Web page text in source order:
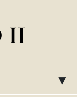
ESPAÑOL
DEUTSCH
POLSKI
II
▸